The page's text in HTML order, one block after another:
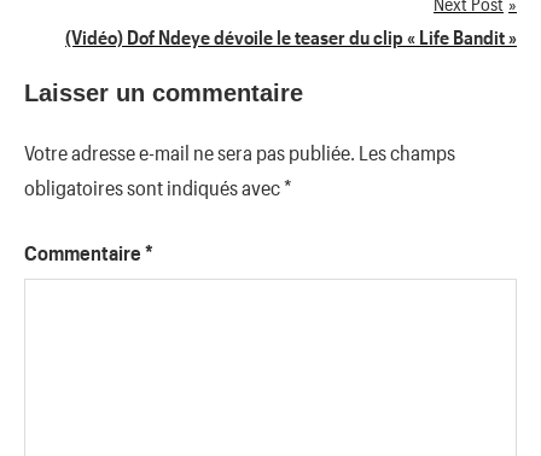
(Vidéo) Dof Ndeye dévoile le teaser du clip « Life Bandit »
Laisser un commentaire
Votre adresse e-mail ne sera pas publiée. Les champs
obligatoires sont indiqués avec*
Commentaire *